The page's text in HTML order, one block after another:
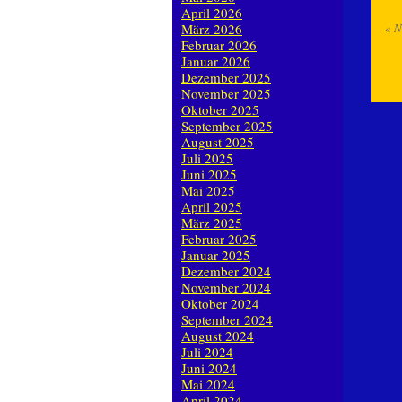
«
April 2026
März 2026
Februar 2026
Januar 2026
Dezember 2025
November 2025
Oktober 2025
September 2025
August 2025
Juli 2025
Juni 2025
Mai 2025
April 2025
März 2025
Februar 2025
Januar 2025
Dezember 2024
November 2024
Oktober 2024
September 2024
August 2024
Juli 2024
Juni 2024
Mai 2024